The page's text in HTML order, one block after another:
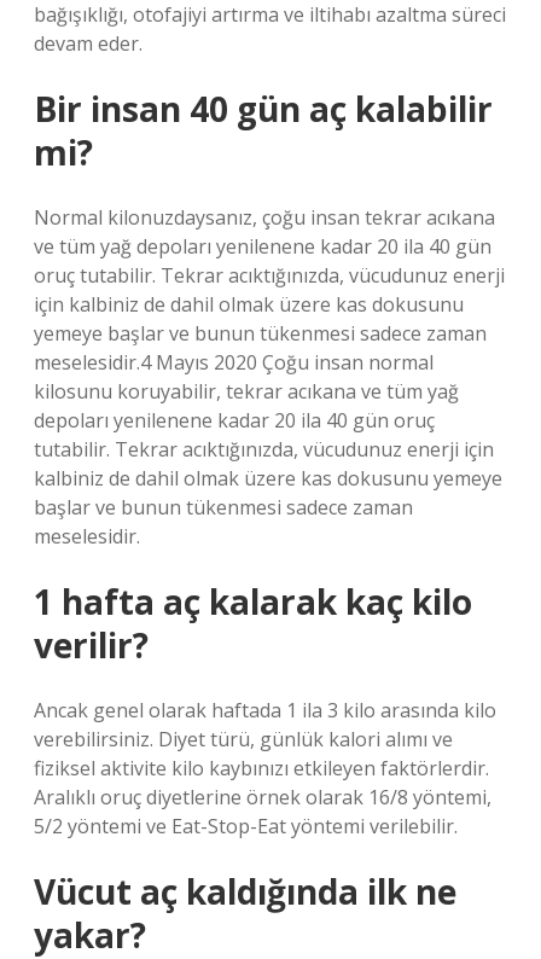
bağışıklığı, otofajiyi artırma ve iltihabı azaltma süreci
devam eder.
Bir insan 40 gün aç kalabilir
mi?
Normal kilonuzdaysanız, çoğu insan tekrar acıkana
ve tüm yağ depoları yenilenene kadar 20 ila 40 gün
oruç tutabilir. Tekrar acıktığınızda, vücudunuz enerji
için kalbiniz de dahil olmak üzere kas dokusunu
yemeye başlar ve bunun tükenmesi sadece zaman
meselesidir.4 Mayıs 2020 Çoğu insan normal
kilosunu koruyabilir, tekrar acıkana ve tüm yağ
depoları yenilenene kadar 20 ila 40 gün oruç
tutabilir. Tekrar acıktığınızda, vücudunuz enerji için
kalbiniz de dahil olmak üzere kas dokusunu yemeye
başlar ve bunun tükenmesi sadece zaman
meselesidir.
1 hafta aç kalarak kaç kilo
verilir?
Ancak genel olarak haftada 1 ila 3 kilo arasında kilo
verebilirsiniz. Diyet türü, günlük kalori alımı ve
fiziksel aktivite kilo kaybınızı etkileyen faktörlerdir.
Aralıklı oruç diyetlerine örnek olarak 16/8 yöntemi,
5/2 yöntemi ve Eat-Stop-Eat yöntemi verilebilir.
Vücut aç kaldığında ilk ne
yakar?